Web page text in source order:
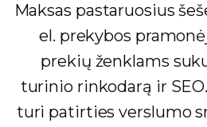
Maksas pastaruosius
el. prekybos
prekių ženklams
turinio rinkodarą ir
turi patirties verslumo